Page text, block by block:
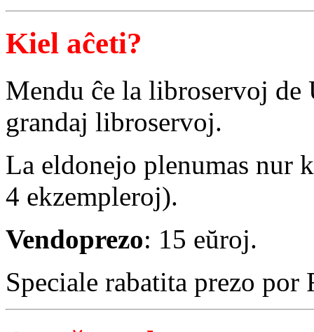
Kiel aĉeti?
Mendu ĉe la libroservoj
grandaj libroservoj.
La eldonejo plenumas nur
4 ekzempleroj).
Vendoprezo: 15 eŭroj.
Speciale rabatita prezo